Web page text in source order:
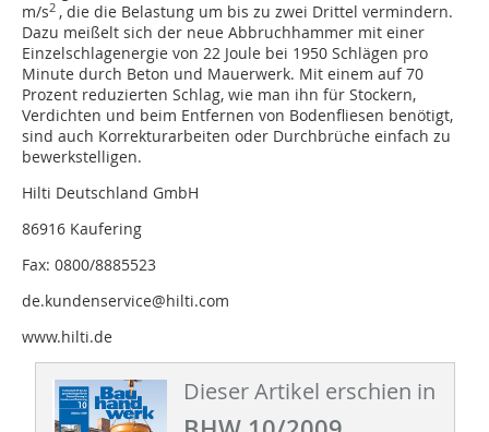
m/s2 , die die Belastung um bis zu zwei Drittel vermindern.
Dazu meißelt sich der neue Abbruchhammer mit einer
Einzelschlagenergie von 22 Joule bei 1950 Schlägen pro
Minute durch Beton und Mauerwerk. Mit einem auf 70
Prozent reduzierten Schlag, wie man ihn für Stockern,
Verdichten und beim Entfernen von Bodenfliesen benötigt,
sind auch Korrekturarbeiten oder Durchbrüche einfach zu
bewerkstelligen.
Hilti Deutschland GmbH
86916 Kaufering
Fax: 0800/8885523
de.kundenservice@hilti.com
www.hilti.de
Dieser Artikel erschien in